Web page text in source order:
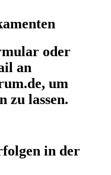
oder
an
, um
zu lassen.
in der